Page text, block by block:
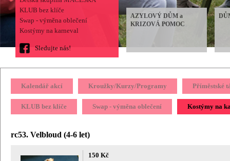
KLUB bez klíče
Swap - výměna oblečení
Kostýmy na karneval
Sledujte nás!
AZYLOVÝ DŮM a
KRIZOVÁ POMOC
Kalendář akcí Kroužky/Kurzy/Programy Příměstské
KLUB bez klíče Swap - výměna oblečení Kostýmy na
rc53. Velbloud (4-6 let)
150 Kč